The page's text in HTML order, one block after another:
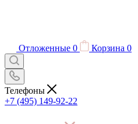
Отложенные 0 Корзина 0
Телефоны
+7 (495) 149-92-22